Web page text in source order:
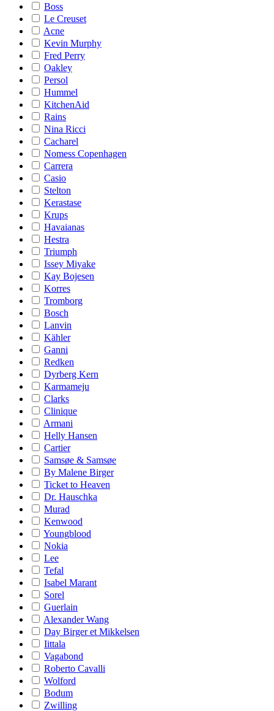
Boss
Le Creuset
Acne
Kevin Murphy
Fred Perry
Oakley
Persol
Hummel
KitchenAid
Rains
Nina Ricci
Cacharel
Nomess Copenhagen
Carrera
Casio
Stelton
Kerastase
Krups
Havaianas
Hestra
Triumph
Issey Miyake
Kay Bojesen
Korres
Tromborg
Bosch
Lanvin
Kähler
Ganni
Redken
Dyrberg Kern
Karmameju
Clarks
Clinique
Armani
Helly Hansen
Cartier
Samsøe & Samsøe
By Malene Birger
Ticket to Heaven
Dr. Hauschka
Murad
Kenwood
Youngblood
Nokia
Lee
Tefal
Isabel Marant
Sorel
Guerlain
Alexander Wang
Day Birger et Mikkelsen
Iittala
Vagabond
Roberto Cavalli
Wolford
Bodum
Zwilling